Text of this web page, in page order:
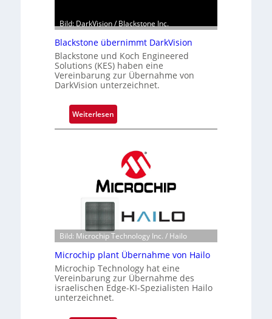
Bild: DarkVision / Blackstone Inc.
Blackstone übernimmt DarkVision
Blackstone und Koch Engineered
Solutions (KES) haben eine
Vereinbarung zur Übernahme von
DarkVision unterzeichnet.
Weiterlesen
B
s
t
o
n
e
ü
b
e
r
Bild: Microchip Technology Inc. / Hailo
Microchip plant Übernahme von Hailo
Microchip Technology hat eine
Vereinbarung zur Übernahme des
israelischen Edge-KI-Spezialisten Hailo
unterzeichnet.